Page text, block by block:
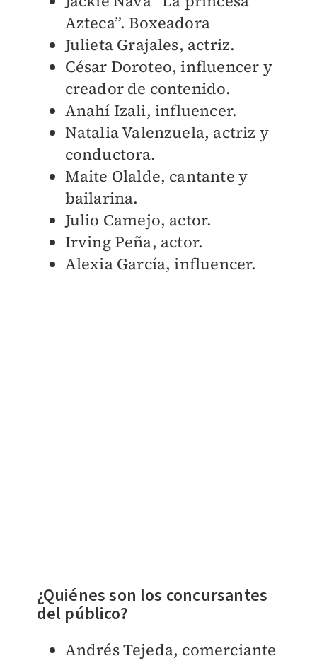
Azteca”. Boxeadora
Julieta Grajales, actriz.
César Doroteo, influencer y
creador de contenido.
Anahí Izali, influencer.
Natalia Valenzuela, actriz y
conductora.
Maite Olalde, cantante y
bailarina.
Julio Camejo, actor.
Irving Peña, actor.
Alexia García, influencer.
¿Quiénes son los concursantes
del público?
Andrés Tejeda, comerciante